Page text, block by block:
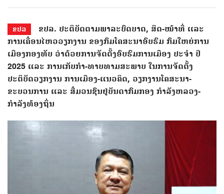
ຂປລ
ຂປລ. ປະຕິບັດຕາມພາລະບົດບາດ, ສິດ-ໜ້າທີ່ ເເລະ
ການເຄື່ອນໄຫວວຽກງານ ຂອງກົມໂຄສະນາອົບຮົມ ກົມໃຫຍ່ການ
ເມືອງກອງທັບ ວ່າດ້ວຍການຈັດຕັ້ງອົບຮົມການເມືອງ ປະຈໍາ ປີ
2025 ແລະ ການເກັບກໍາ-ທາບທາມສະພາບ ໃນການຈັດຕັ້ງ
ປະຕິບັດວຽກງານ ການເມືອງ-ແນວຄິດ, ວຽກງານໂຄສະນາ-
ຂະບວນການ ແລະ ສື່ມວນຊົນຢູ່ບັນດາກົມກອງ ກຳລັງຫລວງ-
ກຳລັງທ້ອງຖິ່ນ